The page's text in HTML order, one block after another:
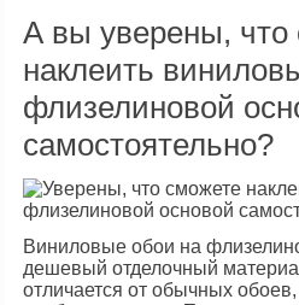
А вы уверены, что
наклеить
флизелиновой
самостоятельно?
Виниловые обои на
дешевый отделочный
отличается от обычных